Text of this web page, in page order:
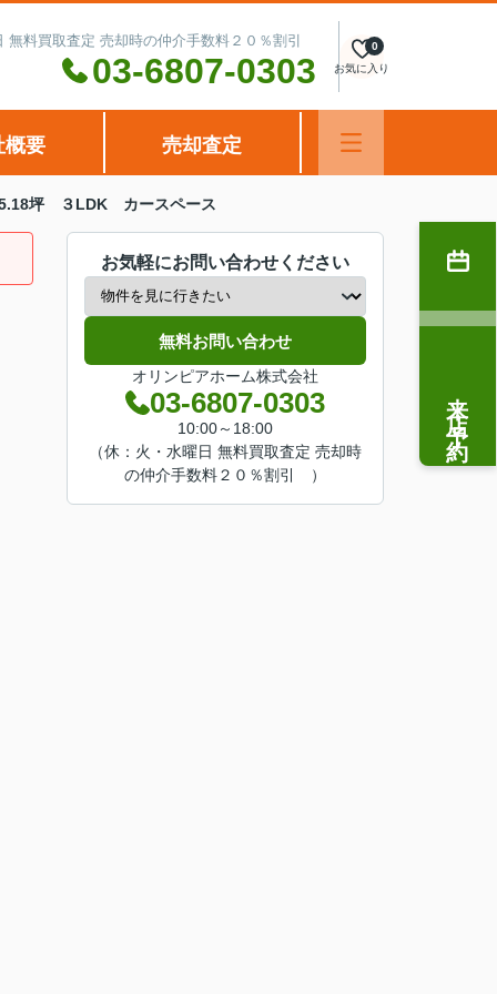
料買取査定 売却時の仲介手数料２０％割引
03-6807-0303 お気に入り
0
概要 売却査定
坪 ３LDK カースペース
お気軽にお問い合わせください
無料お問い合わせ
オリンピアホーム株式会社
03-6807-0303
10:00～18:00
（休：火・水曜日 無料買取査定 売却時
の仲介手数料２０％割引 ）
来店予約